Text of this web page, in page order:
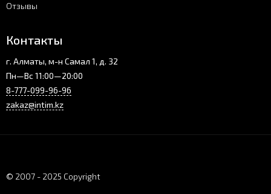
Отзывы
Контакты
г. Алматы, м-н Самал 1, д. 32
Пн—Вс 11:00—20:00
8-777-099-96-96
zakaz@intim.kz
© 2007 - 2025 Copyright